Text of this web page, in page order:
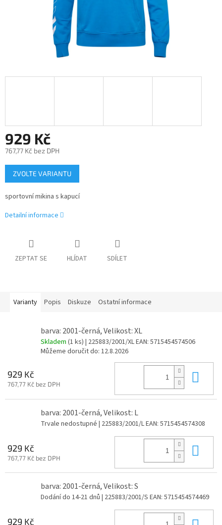
929 Kč
767,77 Kč bez DPH
Měrná
cena:
ZVOLTE VARIANTU
sportovní mikina s kapucí
Detailní informace
ZEPTAT SE HLÍDAT SDÍLET
Varianty Popis Diskuze Ostatní informace
barva: 2001-černá, Velikost: XL
Skladem (1 ks) | 225883/2001/XLEAN: 5715454574506
Můžeme doručit do: 12.8.2026
929 Kč
767,77 Kč bez DPH
barva: 2001-černá, Velikost: L
Trvale nedostupné | 225883/2001/LEAN: 5715454574308
929 Kč
767,77 Kč bez DPH
barva: 2001-černá, Velikost: S
Dodání do 14-21 dnů | 225883/2001/S EAN: 5715454574469
929 Kč